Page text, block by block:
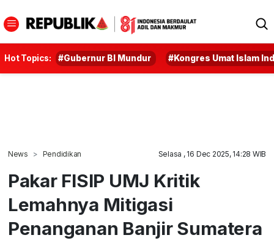
Hot Topics: #Gubernur BI Mundur #Kongres Umat Islam
News Pendidikan Selasa , 16 Dec 2025, 14:28 WIB
Pakar FISIP UMJ Kritik
Lemahnya Mitigasi
Penanganan Banjir Sumatera